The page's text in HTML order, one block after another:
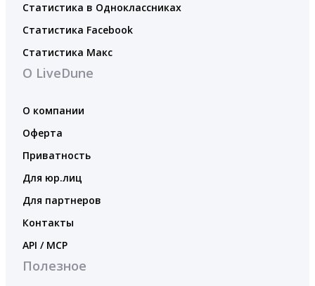
Статистика в Одноклассниках
Статистика Facebook
Статистика Макс
О LiveDune
О компании
Оферта
Приватность
Для юр.лиц
Для партнеров
Контакты
API / MCP
Полезное